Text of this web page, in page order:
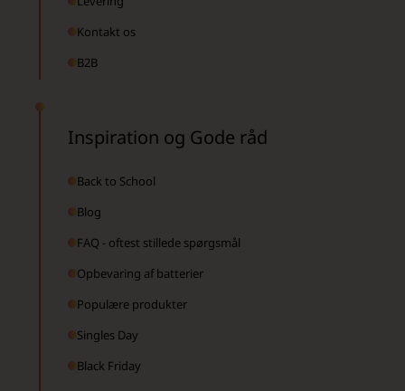
Kontakt os
B2B
Inspiration og Gode råd
Back to School
Blog
FAQ - oftest stillede spørgsmål
Opbevaring af batterier
Populære produkter
Singles Day
Black Friday